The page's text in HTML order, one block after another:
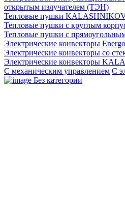
открытым излучателем (ТЭН)
Тепловые пушки
Тепловые пушки с круглым
Тепловые пушки с
Электрические конвекторы
Электрические конвекторы со
Электрические конвекторы
С механическим управлением С
Без категории